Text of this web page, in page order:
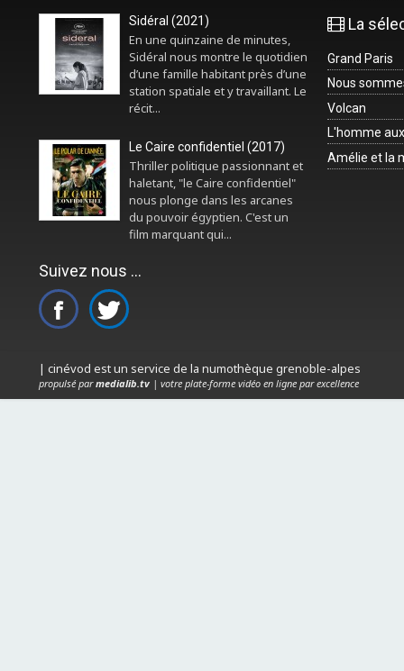
Sidéral (2021)
En une quinzaine de minutes,
Sidéral nous montre le quotidien
d’une famille habitant près d’une
station spatiale et y travaillant. Le
récit...
Le Caire confidentiel (2017)
Thriller politique passionnant et
haletant, "le Caire confidentiel"
nous plonge dans les arcanes
du pouvoir égyptien. C'est un
film marquant qui...
Suivez nous ...
La
Grand Paris
Nous
Volcan
L'homme
Amélie et la
| cinévod est un service de la numothèque grenoble-alpes
propulsé parmedialib.tv| votre plate-forme vidéo en ligne par excellence